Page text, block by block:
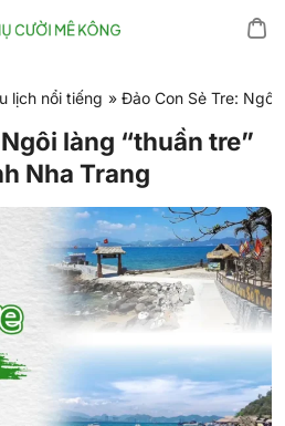
lịch nổi tiếng » Đảo Con Sẻ Tre: Ngôi
làng “thuần tre”
Nha Trang